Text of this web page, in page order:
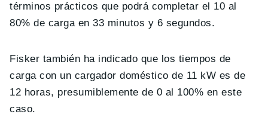
términos prácticos que podrá completar el 10 al
80% de carga en 33 minutos y 6 segundos.
Fisker también ha indicado que los tiempos de
carga con un cargador doméstico de 11 kW es de
12 horas, presumiblemente de 0 al 100% en este
caso.